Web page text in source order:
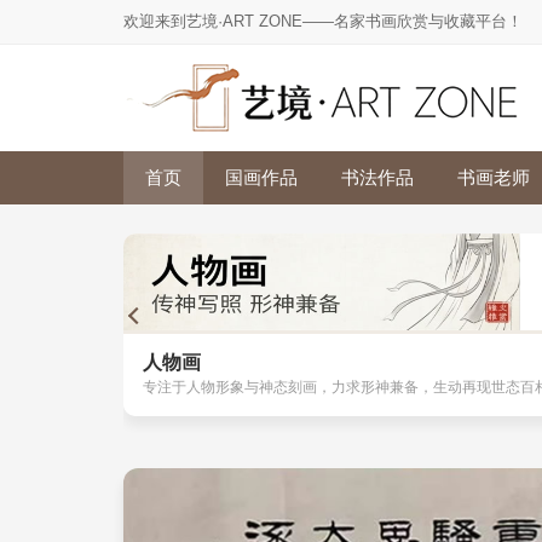
欢迎来到艺境·ART ZONE——名家书画欣赏与收藏平台！
首页 国画作品 书法作品 书画老师
人物画
专注于人物形象与神态刻画，力求形神兼备，生动再现世态百